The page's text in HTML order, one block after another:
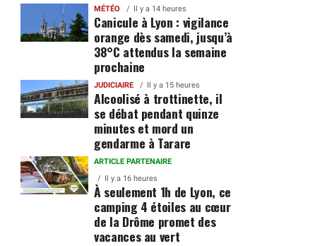
MÉTÉO Il y a 14 heures
Canicule à Lyon : vigilance
orange dès samedi, jusqu’à
38°C attendus la semaine
prochaine
JUDICIAIRE Il y a 15 heures
Alcoolisé à trottinette, il
se débat pendant quinze
minutes et mord un
gendarme à Tarare
ARTICLE PARTENAIRE
Il y a 16 heures
À seulement 1h de Lyon, ce
camping 4 étoiles au cœur
de la Drôme promet des
vacances au vert